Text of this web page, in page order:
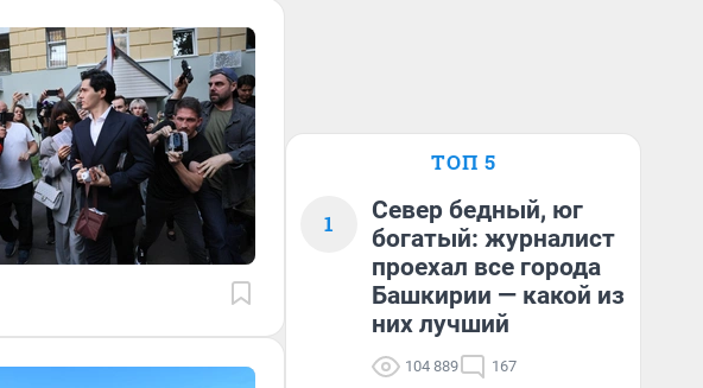
ТОП 5
1
Север бедный, юг
богатый: журналист
проехал все города
Башкирии — какой из
них лучший
104 889 167